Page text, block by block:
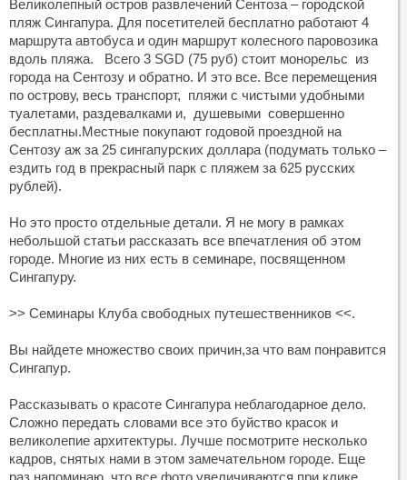
Великолепный остров развлечений Сентоза – городской
пляж Сингапура. Для посетителей бесплатно работают 4
маршрута автобуса и один маршрут колесного паровозика
вдоль пляжа. Всего 3 SGD (75 руб) стоит монорельс из
города на Сентозу и обратно. И это все. Все перемещения
по острову, весь транспорт, пляжи с чистыми удобными
туалетами, раздевалками и, душевыми совершенно
бесплатны.Местные покупают годовой проездной на
Сентозу аж за 25 сингапурских доллара (подумать только –
ездить год в прекрасный парк с пляжем за 625 русских
рублей).
Но это просто отдельные детали. Я не могу в рамках
небольшой статьи рассказать все впечатления об этом
городе. Многие из них есть в семинаре, посвященном
Сингапуру.
>> Семинары Клуба свободных путешественников <<.
Вы найдете множество своих причин,за что вам понравится
Сингапур.
Рассказывать о красоте Сингапура неблагодарное дело.
Сложно передать словами все это буйство красок и
великолепие архитектуры. Лучше посмотрите несколько
кадров, снятых нами в этом замечательном городе. Еще